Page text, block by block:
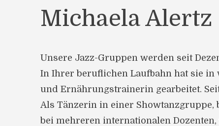
Michaela Alertz
Unsere Jazz-Gruppen werden seit
In Ihrer beruflichen Laufbahn hat sie
und Ernährungstrainerin gearbeitet.
Als Tänzerin in einer Showtanzgruppe,
bei mehreren internationalen